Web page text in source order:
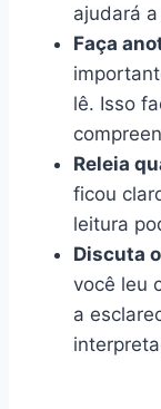
ajudará
Faça
lê. Isso
Releia
ficou
leitura
Discuta
você leu
a